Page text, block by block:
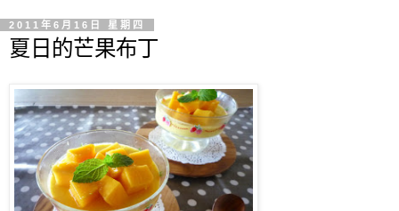
2011年6月16日 星期四
夏日的芒果布丁